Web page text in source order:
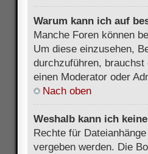
Warum kann ich auf
Manche Foren können
Um diese einzusehen,
durchzuführen, brauchst
einen Moderator oder
Nach oben
Weshalb kann ich
Rechte für
vergeben werden. Die